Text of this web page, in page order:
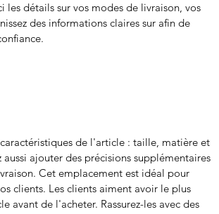
les détails sur vos modes de livraison, vos
des informations claires sur afin de
de l'article : taille, matière et
ajouter des précisions supplémentaires
Cet emplacement est idéal pour
clients. Les clients aiment avoir le plus
avant de l'acheter. Rassurez-les avec des